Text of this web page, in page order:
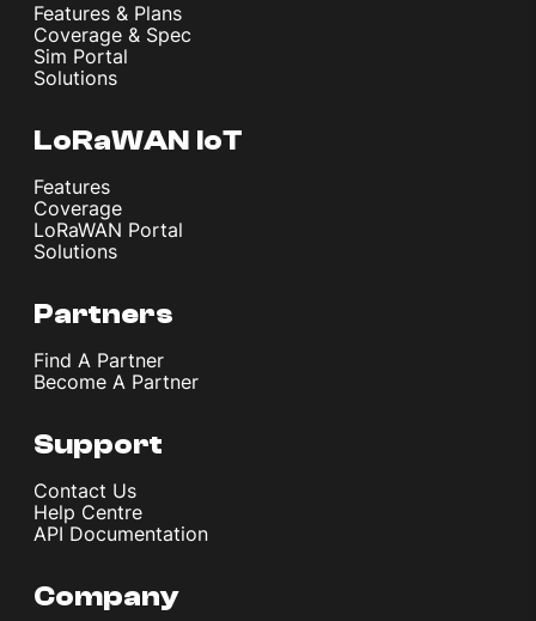
Features & Plans
Coverage & Spec
Sim Portal
Solutions
LoRaWAN IoT
Features
Coverage
LoRaWAN Portal
Solutions
Partners
Find A Partner
Become A Partner
Support
Contact Us
Help Centre
API Documentation
Company